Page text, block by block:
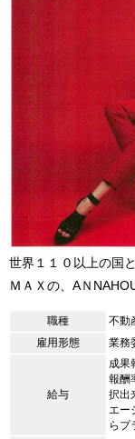
世界１１０以上の国
ＭＡＸの、AＮ
職種
不動
雇用形態
業務
給与
成果
報酬
択出
エー
らプ